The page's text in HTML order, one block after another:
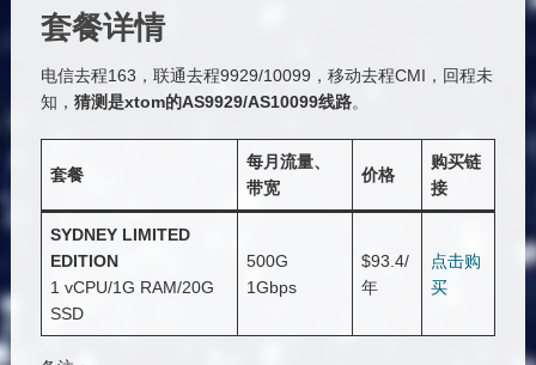
套餐详情
电信去程163，联通去程9929/10099，移动去程CMI，回程未
知， 猜测是xtom的AS9929/AS10099线路。
套餐
每月流量、
带宽
价格
购买链
接
SYDNEY LIMITED
EDITION
1 vCPU/1G RAM/20G
SSD
500G
1Gbps
$93.4/
年
点击购
买